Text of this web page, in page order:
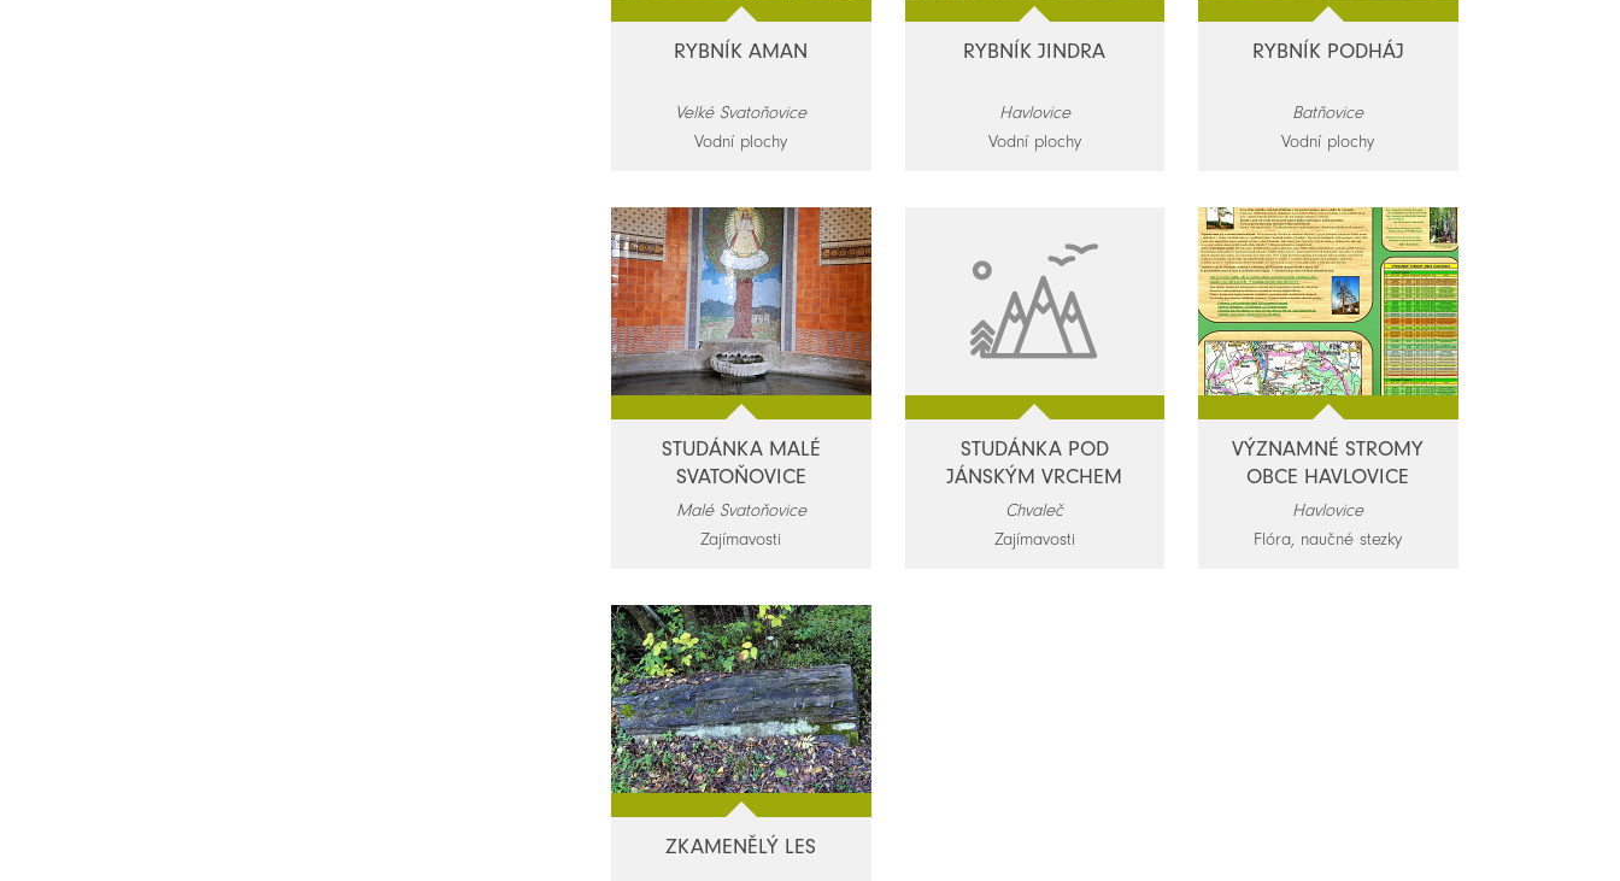
RYBNÍK AMAN
Velké Svatoňovice
Vodní plochy
RYBNÍK JINDRA
Havlovice
Vodní plochy
RYBNÍK PODHÁJ
Batňovice
Vodní plochy
STUDÁNKA MALÉ
SVATOŇOVICE
Malé Svatoňovice
Zajímavosti
STUDÁNKA POD
JÁNSKÝM VRCHEM
Chvaleč
Zajímavosti
VÝZNAMNÉ STROMY
OBCE HAVLOVICE
Havlovice
Flóra, naučné stezky
ZKAMENĚLÝ LES